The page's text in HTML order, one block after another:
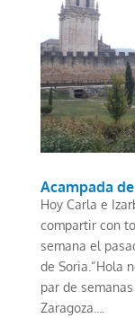
Acampada de
Hoy Carla e
compartir con
semana el
de Soria.“Hola
par de
Zaragoza....